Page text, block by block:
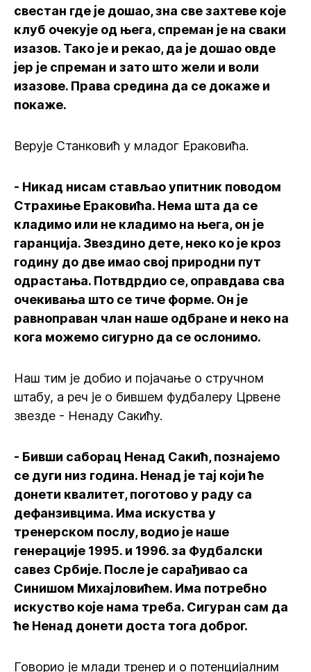
свестан где је дошао, зна све захтеве које
клуб очекује од њега, спреман је на сваки
изазов. Тако је и рекао, да је дошао овде
јер је спреман и зато што жели и воли
изазове. Права средина да се докаже и
покаже.
Верује Станковић у младог Ераковића.
- Никад нисам стављао упитник поводом
Страхиње Ераковића. Нема шта да се
кладимо или не кладимо на њега, он је
гаранција. Звездино дете, неко ко је кроз
годину до две имао свој природни пут
одрастања. Потвдрдио се, оправдава сва
очекивања што се тиче форме. Он је
равноправан члан наше одбране и неко на
кога можемо сигурно да се ослонимо.
Наш тим је добио и појачање о стручном
штабу, а реч је о бившем фудбалеру Црвене
звезде - Ненаду Сакићу.
- Бивши саборац Ненад Сакић, познајемо
се дуги низ година. Ненад је тај који ће
донети квалитет, поготово у раду са
дефанзивцима. Има искуства у
тренерском послу, водио је наше
генерације 1995. и 1996. за Фудбалски
савез Србије. После је сарађивао са
Синишом Михајловићем. Има потребно
искуство које нама треба. Сигуран сам да
ће Ненад донети доста тога доброг.
Говорио је млади тренер и о потенцијалним